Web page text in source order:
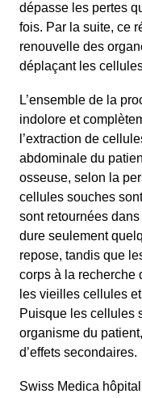
dépasse les pertes
fois. Par la suite, ce
renouvelle des
déplaçant les
L’ensemble de la
indolore et
l’extraction de
abdominale du
osseuse, selon la
cellules souches
sont retournées
dure seulement
repose, tandis que
corps à la recherche
les vieilles cellules
Puisque les cellules
organisme du
d’effets secondaires.
Swiss Medica